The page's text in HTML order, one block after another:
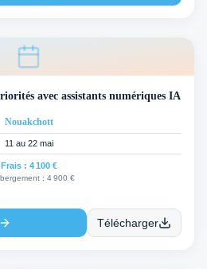
avec assistants numériques IA
Nouakchott
11 au 22 mai
Frais : 4 100 €
: 4 900 €
Télécharger